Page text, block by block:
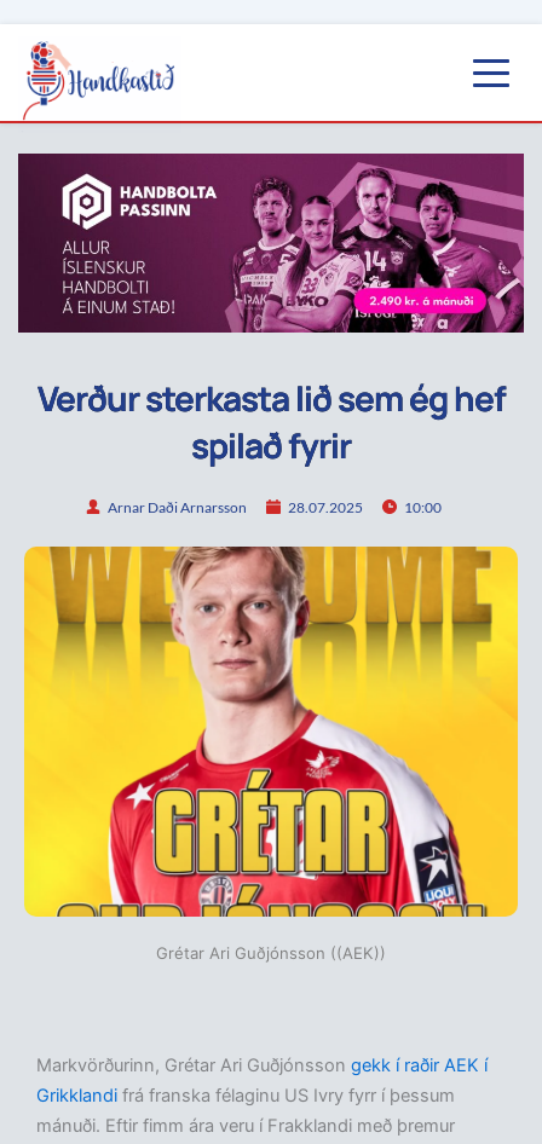
Verður sterkasta lið sem ég hef
spilað fyrir
Arnar Daði Arnarsson 28.07.2025 10:00
Grétar Ari Guðjónsson ((AEK))
Markvörðurinn, Grétar Ari Guðjónsson gekk í raðir AEK í
Grikklandi frá franska félaginu US Ivry fyrr í þessum
mánuði. Eftir fimm ára veru í Frakklandi með þremur